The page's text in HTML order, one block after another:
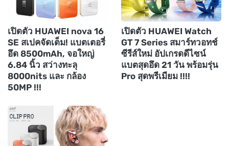
เปิดตัว HUAWEI nova 16
SE สเปคจัดเต็ม! แบตเตอรี่
อึด 8500mAh, จอใหญ่
6.84 นิ้ว สว่างทะลุ
8000nits และ กล้อง
50MP !!!
เปิดตัว HUAWEI Watch
GT 7 Series สมาร์ทวอทช์
ซีรีส์ใหม่ อัปเกรดดีไซน์
แบตสุดอึด 21 วัน พร้อมรุ่น
Pro สุดพรีเมียม !!!!